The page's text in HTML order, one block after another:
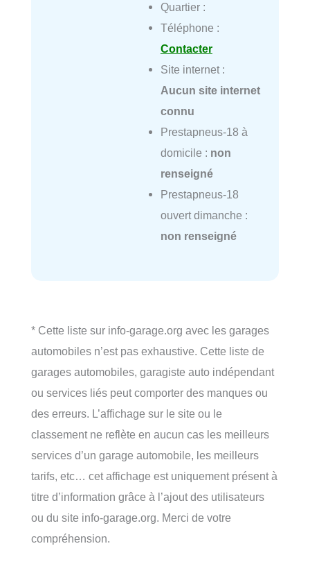
Quartier :
Téléphone :
Contacter
Site internet :
Aucun site internet
connu
Prestapneus-18 à
domicile : non
renseigné
Prestapneus-18
ouvert dimanche :
non renseigné
* Cette liste sur info-garage.org avec les garages
automobiles n’est pas exhaustive. Cette liste de
garages automobiles, garagiste auto indépendant
ou services liés peut comporter des manques ou
des erreurs. L’affichage sur le site ou le
classement ne reflète en aucun cas les meilleurs
services d’un garage automobile, les meilleurs
tarifs, etc… cet affichage est uniquement présent à
titre d’information grâce à l’ajout des utilisateurs
ou du site info-garage.org. Merci de votre
compréhension.